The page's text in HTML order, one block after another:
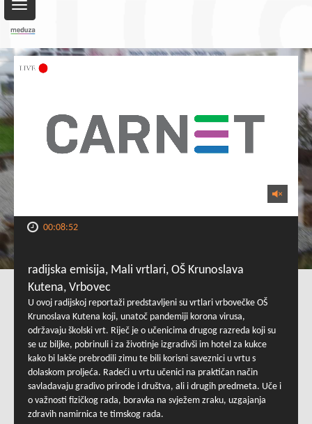
Toggle
navigation
00:08:52
radijska emisija, Mali vrtlari, OŠ Krunoslava
Kutena, Vrbovec
U ovoj radijskoj reportaži predstavljeni su vrtlari vrbovečke OŠ
Krunoslava Kutena koji, unatoč pandemiji korona virusa,
održavaju školski vrt. Riječ je o učenicima drugog razreda koji su
se uz biljke, pobrinuli i za životinje izgradivši im hotel za kukce
kako bi lakše prebrodili zimu te bili korisni saveznici u vrtu s
dolaskom proljeća. Radeći u vrtu učenici na praktičan način
savladavaju gradivo prirode i društva, ali i drugih predmeta. Uče i
o važnosti fizičkog rada, boravka na svježem zraku, uzgajanja
zdravih namirnica te timskog rada.